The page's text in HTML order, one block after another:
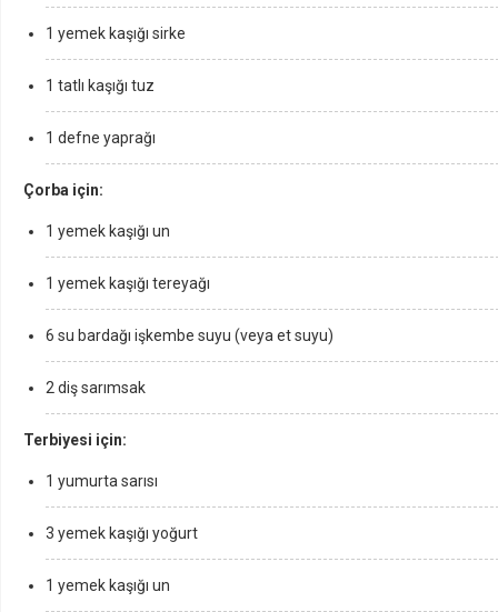
1 yemek kaşığı sirke
1 tatlı kaşığı tuz
1 defne yaprağı
Çorba için:
1 yemek kaşığı un
1 yemek kaşığı tereyağı
6 su bardağı işkembe suyu (veya et suyu)
2 diş sarımsak
Terbiyesi için:
1 yumurta sarısı
3 yemek kaşığı yoğurt
1 yemek kaşığı un